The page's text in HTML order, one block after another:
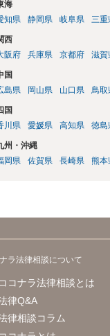
海
知県
静岡県 岐阜県 三重
西
阪府
兵庫県 京都府 滋賀
国
島県
岡山県 山口県 鳥取
国
川県
愛媛県 高知県 徳島
州・沖縄
岡県
佐賀県 長崎県 熊本
ラ法律相談について
ココナラ法律相談とは
律Q&A
律相談コラム